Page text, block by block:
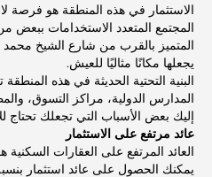
الاستثمار في هذه المنطقة هو فرصة
المجتمع المتعدد الاستخدامات ببعض
المتميز بالقرب من شارع الشيخ محمد
يجعلها مكانًا مثاليًا للعيش.
البنية التحتية الحديثة في هذه
المدارس الدولية، مراكز التسوق،
إليك بعض الأسباب التي تجعلك تحتاج
عائد مرتفع على الاستثمار
العائد المرتفع على العقارات السكنية